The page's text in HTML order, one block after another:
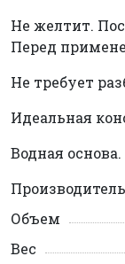
Не желтит.
Перед
Не требует
Идеальная
Водная основа.
Производитель
Объем
Вес